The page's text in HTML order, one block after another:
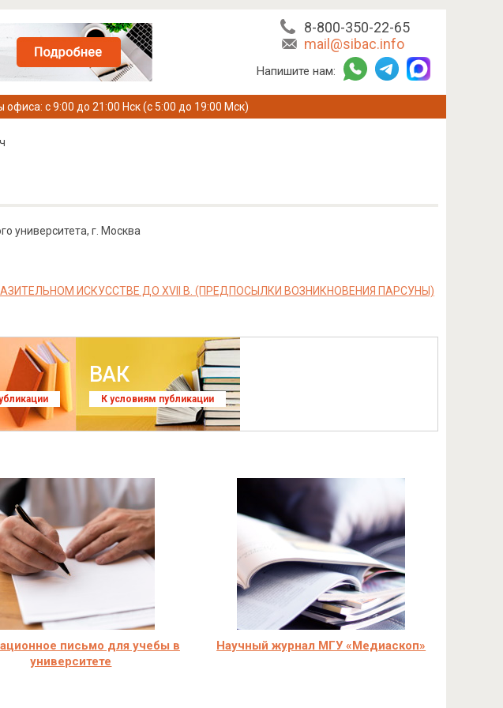
8-800-350-22-65
mail@sibac.info
Напишите нам:
офиса: с 9:00 до 21:00 Нск (с 5:00 до 19:00 Мск)
университета, г. Москва
ИСКУССТВЕ ДО XVII В. (ПРЕДПОСЫЛКИ ВОЗНИКНОВЕНИЯ ПАРСУНЫ)
ВАК
К условиям публикации
письмо для учебы в
университете
Научный журнал МГУ «Медиаскоп»